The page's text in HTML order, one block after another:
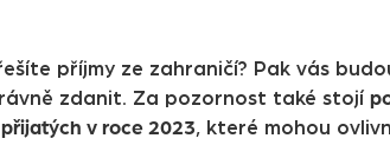
příjmy ze zahraničí? Pak vás
zdanit. Za pozornost také stojí
v roce 2023, které mohou